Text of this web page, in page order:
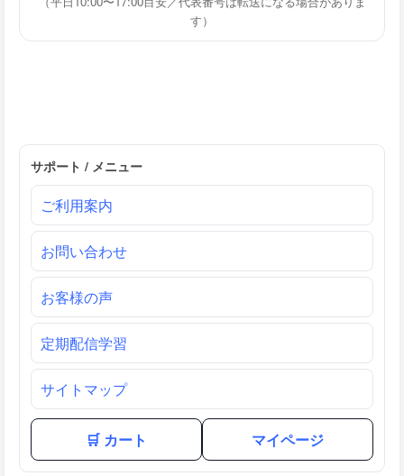
す）
サポート / メニュー
ご利用案内
お問い合わせ
お客様の声
定期配信学習
サイトマップ
🛒 カート マイページ